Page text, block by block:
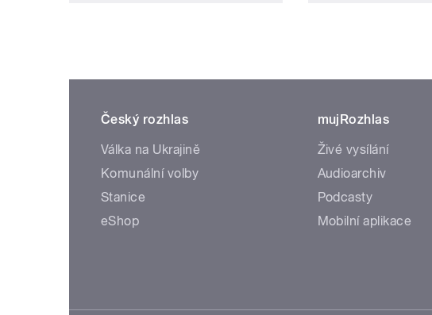
Český rozhlas
Válka na Ukrajině
Komunální volby
Stanice
eShop
mujRozhlas
Živé vysílání
Audioarchiv
Podcasty
Mobilní aplikace